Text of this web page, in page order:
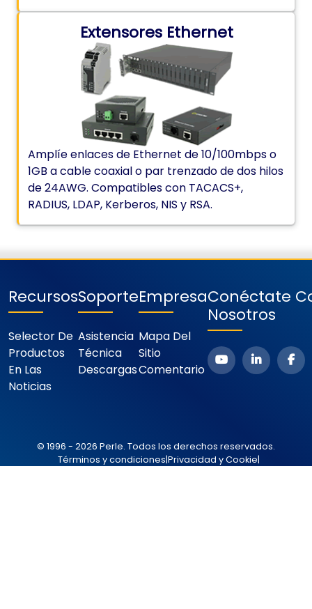
Extensores Ethernet
Amplíe enlaces de Ethernet de 10/100mbps o
1GB a cable coaxial o par trenzado de dos hilos
de 24AWG. Compatibles con TACACS+,
RADIUS, LDAP, Kerberos, NIS y RSA.
Recursos
Selector De
Productos
En Las
Noticias
Soporte
Asistencia
Técnica
Descargas
Empresa
Mapa Del
Sitio
Comentario
Conéctate
Nosotros
© 1996 - 2026 Perle. Todos los derechos reservados.
Términos y condiciones|Privacidad y Cookie|